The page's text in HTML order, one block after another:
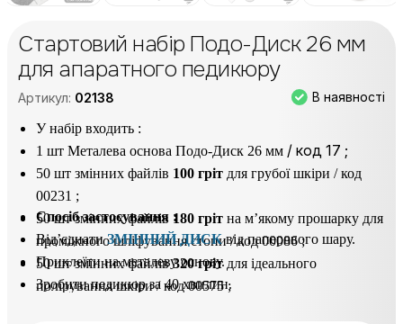
Стартовий набір Подо-Диск 26 мм
для апаратного педикюру
Артикул: 02138 В наявності
У набір входить :
1 шт Металева основа Подо-Диск 26 мм / код 17 ;
50 шт змінних файлів 100 гріт для грубої шкіри / код
00231 ;
50 шт змінних файлів 180 гріт на м’якому прошарку для
проміжного шліфування стопи / код 00086 ;
50 шт змінних файлів320 грітдля ідеального
полірування шкіри / код 00575 ;
Спосіб застосування :
Від’єднатиЗМІННИЙ ДИСКвід паперового шару.
Приклеїти на металеву основу.
Зробити педикюр за 40 хвилин.